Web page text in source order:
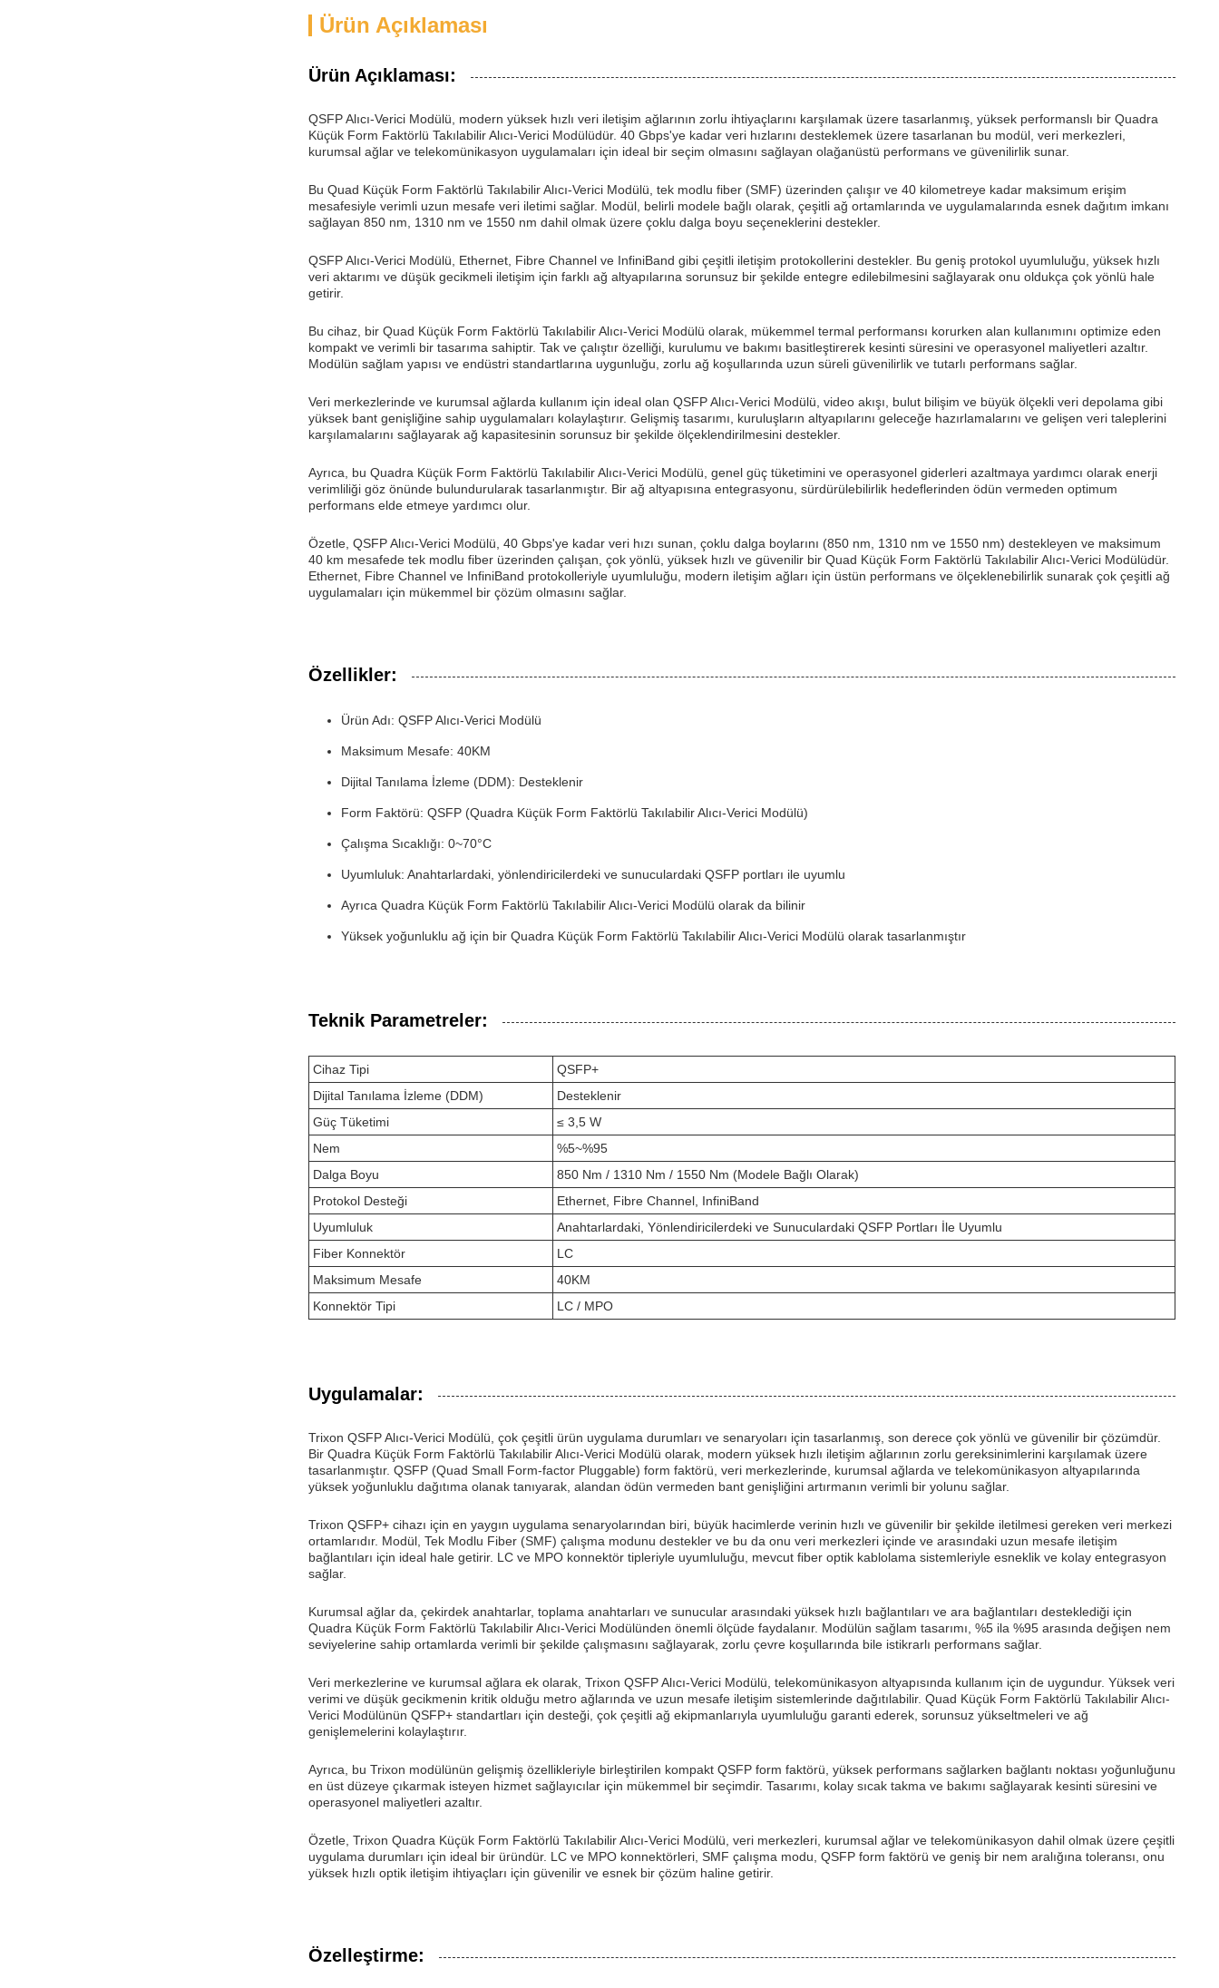
Ürün Açıklaması
Ürün Açıklaması:
QSFP Alıcı-Verici Modülü, modern yüksek hızlı veri iletişim ağlarının zorlu ihtiyaçlarını karşılamak üzere tasarlanmış, yüksek performanslı bir Quadra
Küçük Form Faktörlü Takılabilir Alıcı-Verici Modülüdür. 40 Gbps'ye kadar veri hızlarını desteklemek üzere tasarlanan bu modül, veri merkezleri,
kurumsal ağlar ve telekomünikasyon uygulamaları için ideal bir seçim olmasını sağlayan olağanüstü performans ve güvenilirlik sunar.
Bu Quad Küçük Form Faktörlü Takılabilir Alıcı-Verici Modülü, tek modlu fiber (SMF) üzerinden çalışır ve 40 kilometreye kadar maksimum erişim
mesafesiyle verimli uzun mesafe veri iletimi sağlar. Modül, belirli modele bağlı olarak, çeşitli ağ ortamlarında ve uygulamalarında esnek dağıtım imkanı
sağlayan 850 nm, 1310 nm ve 1550 nm dahil olmak üzere çoklu dalga boyu seçeneklerini destekler.
QSFP Alıcı-Verici Modülü, Ethernet, Fibre Channel ve InfiniBand gibi çeşitli iletişim protokollerini destekler. Bu geniş protokol uyumluluğu, yüksek hızlı
veri aktarımı ve düşük gecikmeli iletişim için farklı ağ altyapılarına sorunsuz bir şekilde entegre edilebilmesini sağlayarak onu oldukça çok yönlü hale
getirir.
Bu cihaz, bir Quad Küçük Form Faktörlü Takılabilir Alıcı-Verici Modülü olarak, mükemmel termal performansı korurken alan kullanımını optimize eden
kompakt ve verimli bir tasarıma sahiptir. Tak ve çalıştır özelliği, kurulumu ve bakımı basitleştirerek kesinti süresini ve operasyonel maliyetleri azaltır.
Modülün sağlam yapısı ve endüstri standartlarına uygunluğu, zorlu ağ koşullarında uzun süreli güvenilirlik ve tutarlı performans sağlar.
Veri merkezlerinde ve kurumsal ağlarda kullanım için ideal olan QSFP Alıcı-Verici Modülü, video akışı, bulut bilişim ve büyük ölçekli veri depolama gibi
yüksek bant genişliğine sahip uygulamaları kolaylaştırır. Gelişmiş tasarımı, kuruluşların altyapılarını geleceğe hazırlamalarını ve gelişen veri taleplerini
karşılamalarını sağlayarak ağ kapasitesinin sorunsuz bir şekilde ölçeklendirilmesini destekler.
Ayrıca, bu Quadra Küçük Form Faktörlü Takılabilir Alıcı-Verici Modülü, genel güç tüketimini ve operasyonel giderleri azaltmaya yardımcı olarak enerji
verimliliği göz önünde bulundurularak tasarlanmıştır. Bir ağ altyapısına entegrasyonu, sürdürülebilirlik hedeflerinden ödün vermeden optimum
performans elde etmeye yardımcı olur.
Özetle, QSFP Alıcı-Verici Modülü, 40 Gbps'ye kadar veri hızı sunan, çoklu dalga boylarını (850 nm, 1310 nm ve 1550 nm) destekleyen ve maksimum
40 km mesafede tek modlu fiber üzerinden çalışan, çok yönlü, yüksek hızlı ve güvenilir bir Quad Küçük Form Faktörlü Takılabilir Alıcı-Verici Modülüdür.
Ethernet, Fibre Channel ve InfiniBand protokolleriyle uyumluluğu, modern iletişim ağları için üstün performans ve ölçeklenebilirlik sunarak çok çeşitli ağ
uygulamaları için mükemmel bir çözüm olmasını sağlar.
Özellikler:
Ürün Adı: QSFP Alıcı-Verici Modülü
Maksimum Mesafe: 40KM
Dijital Tanılama İzleme (DDM): Desteklenir
Form Faktörü: QSFP (Quadra Küçük Form Faktörlü Takılabilir Alıcı-Verici Modülü)
Çalışma Sıcaklığı: 0~70°C
Uyumluluk: Anahtarlardaki, yönlendiricilerdeki ve sunuculardaki QSFP portları ile uyumlu
Ayrıca Quadra Küçük Form Faktörlü Takılabilir Alıcı-Verici Modülü olarak da bilinir
Yüksek yoğunluklu ağ için bir Quadra Küçük Form Faktörlü Takılabilir Alıcı-Verici Modülü olarak tasarlanmıştır
Teknik Parametreler:
Cihaz Tipi
QSFP+
Dijital Tanılama İzleme (DDM)
Desteklenir
Güç Tüketimi
≤ 3,5 W
Nem
%5~%95
Dalga Boyu
850 Nm / 1310 Nm / 1550 Nm (Modele Bağlı Olarak)
Protokol Desteği
Ethernet, Fibre Channel, InfiniBand
Uyumluluk
Anahtarlardaki, Yönlendiricilerdeki ve Sunuculardaki QSFP Portları İle Uyumlu
Fiber Konnektör
LC
Maksimum Mesafe
40KM
Konnektör Tipi
LC / MPO
Uygulamalar:
Trixon QSFP Alıcı-Verici Modülü, çok çeşitli ürün uygulama durumları ve senaryoları için tasarlanmış, son derece çok yönlü ve güvenilir bir çözümdür.
Bir Quadra Küçük Form Faktörlü Takılabilir Alıcı-Verici Modülü olarak, modern yüksek hızlı iletişim ağlarının zorlu gereksinimlerini karşılamak üzere
tasarlanmıştır. QSFP (Quad Small Form-factor Pluggable) form faktörü, veri merkezlerinde, kurumsal ağlarda ve telekomünikasyon altyapılarında
yüksek yoğunluklu dağıtıma olanak tanıyarak, alandan ödün vermeden bant genişliğini artırmanın verimli bir yolunu sağlar.
Trixon QSFP+ cihazı için en yaygın uygulama senaryolarından biri, büyük hacimlerde verinin hızlı ve güvenilir bir şekilde iletilmesi gereken veri merkezi
ortamlarıdır. Modül, Tek Modlu Fiber (SMF) çalışma modunu destekler ve bu da onu veri merkezleri içinde ve arasındaki uzun mesafe iletişim
bağlantıları için ideal hale getirir. LC ve MPO konnektör tipleriyle uyumluluğu, mevcut fiber optik kablolama sistemleriyle esneklik ve kolay entegrasyon
sağlar.
Kurumsal ağlar da, çekirdek anahtarlar, toplama anahtarları ve sunucular arasındaki yüksek hızlı bağlantıları ve ara bağlantıları desteklediği için
Quadra Küçük Form Faktörlü Takılabilir Alıcı-Verici Modülünden önemli ölçüde faydalanır. Modülün sağlam tasarımı, %5 ila %95 arasında değişen nem
seviyelerine sahip ortamlarda verimli bir şekilde çalışmasını sağlayarak, zorlu çevre koşullarında bile istikrarlı performans sağlar.
Veri merkezlerine ve kurumsal ağlara ek olarak, Trixon QSFP Alıcı-Verici Modülü, telekomünikasyon altyapısında kullanım için de uygundur. Yüksek veri
verimi ve düşük gecikmenin kritik olduğu metro ağlarında ve uzun mesafe iletişim sistemlerinde dağıtılabilir. Quad Küçük Form Faktörlü Takılabilir Alıcı-
Verici Modülünün QSFP+ standartları için desteği, çok çeşitli ağ ekipmanlarıyla uyumluluğu garanti ederek, sorunsuz yükseltmeleri ve ağ
genişlemelerini kolaylaştırır.
Ayrıca, bu Trixon modülünün gelişmiş özellikleriyle birleştirilen kompakt QSFP form faktörü, yüksek performans sağlarken bağlantı noktası yoğunluğunu
en üst düzeye çıkarmak isteyen hizmet sağlayıcılar için mükemmel bir seçimdir. Tasarımı, kolay sıcak takma ve bakımı sağlayarak kesinti süresini ve
operasyonel maliyetleri azaltır.
Özetle, Trixon Quadra Küçük Form Faktörlü Takılabilir Alıcı-Verici Modülü, veri merkezleri, kurumsal ağlar ve telekomünikasyon dahil olmak üzere çeşitli
uygulama durumları için ideal bir üründür. LC ve MPO konnektörleri, SMF çalışma modu, QSFP form faktörü ve geniş bir nem aralığına toleransı, onu
yüksek hızlı optik iletişim ihtiyaçları için güvenilir ve esnek bir çözüm haline getirir.
Özelleştirme: